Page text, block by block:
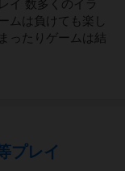
イ 数多くのイラ
ムは負けても楽し
ったりゲームは結
プレイ